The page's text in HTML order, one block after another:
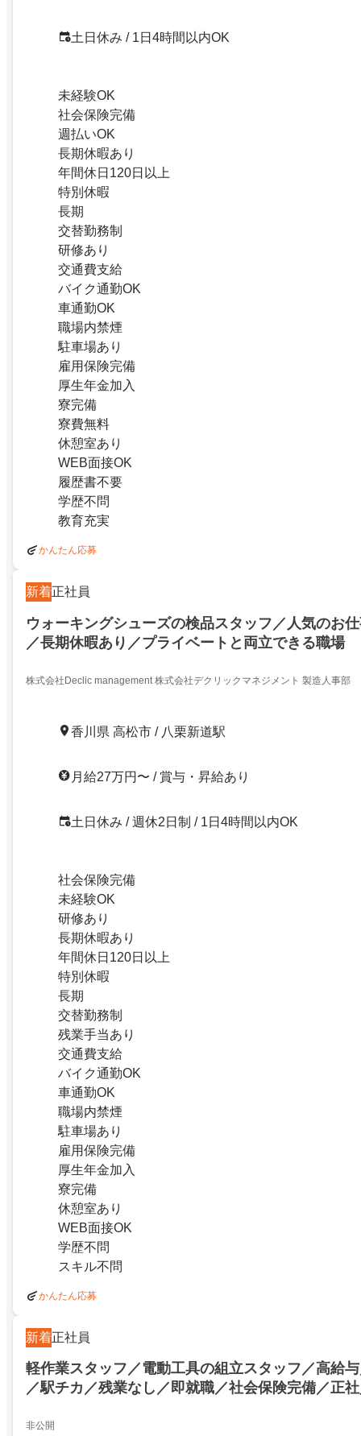
土日休み / 1日4時間以内OK
未経験OK
社会保険完備
週払いOK
長期休暇あり
年間休日120日以上
特別休暇
長期
交替勤務制
研修あり
交通費支給
バイク通勤OK
車通勤OK
職場内禁煙
駐車場あり
雇用保険完備
厚生年金加入
寮完備
寮費無料
休憩室あり
WEB面接OK
履歴書不要
学歴不問
教育充実
かんたん応募
新着正社員
ウォーキングシューズの検品スタッフ／人気のお
／長期休暇あり／プライベートと両立できる職場
株式会社Declic management 株式会社デクリックマネジメント 製造人事部
香川県 高松市 / 八栗新道駅
月給27万円〜 / 賞与・昇給あり
土日休み / 週休2日制 / 1日4時間以内OK
社会保険完備
未経験OK
研修あり
長期休暇あり
年間休日120日以上
特別休暇
長期
交替勤務制
残業手当あり
交通費支給
バイク通勤OK
車通勤OK
職場内禁煙
駐車場あり
雇用保険完備
厚生年金加入
寮完備
休憩室あり
WEB面接OK
学歴不問
スキル不問
かんたん応募
新着正社員
軽作業スタッフ／電動工具の組立スタッフ／高給
／駅チカ／残業なし／即就職／社会保険完備／正
与／年末年始求人／駅チカ／残業なし／即就職／
非公開